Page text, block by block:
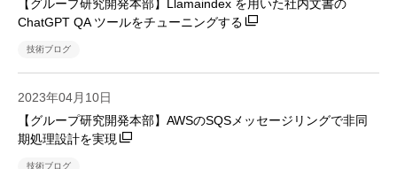
【グループ研究開発本部】Llamaindex を用いた社内文書の
ChatGPT QA ツールをチューニングする
技術ブログ
2023年04月10日
【グループ研究開発本部】AWSのSQSメッセージリングで非同
期処理設計を実現
技術ブログ